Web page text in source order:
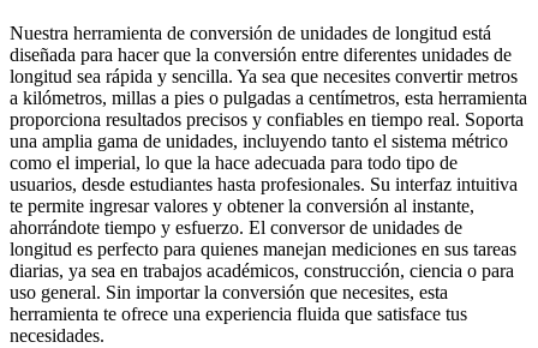
Nuestra herramienta de conversión de unidades de longitud está
diseñada para hacer que la conversión entre diferentes unidades de
longitud sea rápida y sencilla. Ya sea que necesites convertir metros
a kilómetros, millas a pies o pulgadas a centímetros, esta herramienta
proporciona resultados precisos y confiables en tiempo real. Soporta
una amplia gama de unidades, incluyendo tanto el sistema métrico
como el imperial, lo que la hace adecuada para todo tipo de
usuarios, desde estudiantes hasta profesionales. Su interfaz intuitiva
te permite ingresar valores y obtener la conversión al instante,
ahorrándote tiempo y esfuerzo. El conversor de unidades de
longitud es perfecto para quienes manejan mediciones en sus tareas
diarias, ya sea en trabajos académicos, construcción, ciencia o para
uso general. Sin importar la conversión que necesites, esta
herramienta te ofrece una experiencia fluida que satisface tus
necesidades.